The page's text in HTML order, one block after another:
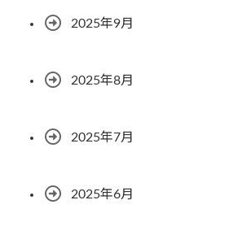
2025年9月
2025年8月
2025年7月
2025年6月